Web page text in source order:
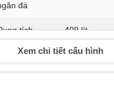
đá
tích
lạnh
409 lít
nghệ
Luồng khí đa
Xem chi tiết cấu hình